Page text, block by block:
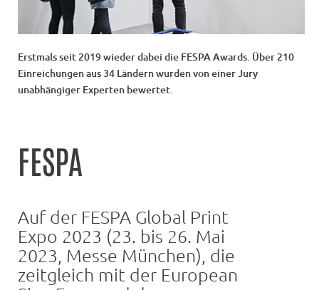
Erstmals seit 2019 wieder dabei die FESPA Awards. Über 210
Einreichungen aus 34 Ländern wurden von einer Jury
unabhängiger Experten bewertet.
FESPA
Auf der FESPA Global Print
Expo 2023 (23. bis 26. Mai
2023, Messe München), die
zeitgleich mit der European